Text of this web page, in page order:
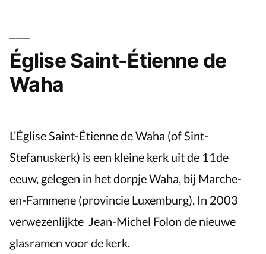
Église Saint-Étienne de
Waha
L’Église Saint-Étienne de Waha (of Sint-
Stefanuskerk) is een kleine kerk uit de 11de
eeuw, gelegen in het dorpje Waha, bij Marche-
en-Fammene (provincie Luxemburg). In 2003
verwezenlijkte Jean-Michel Folon de nieuwe
glasramen voor de kerk.